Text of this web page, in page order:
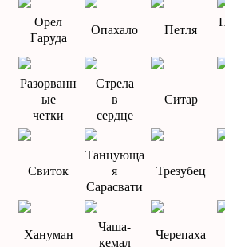
Орел
Гаруда
Опахало Петля
Разорванн
ые
четки
Стрела
в
сердце
Ситар
Свиток
Танцующа
я
Сарасвати
Трезубец
Хануман
Чаша-
кемал
Черепаха